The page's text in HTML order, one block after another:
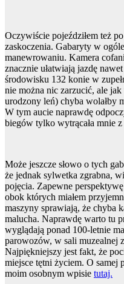
Oczywiście pojeździłem też
zaskoczenia. Gabaryty w
manewrowaniu. Kamera
znacznie ułatwiają jazdę
środowisku 132 konie w
nie można nic zarzucić, ale
urodzony leń) chyba wolałby
W tym aucie naprawdę
biegów tylko wytrącała mnie z
Może jeszcze słowo o tych
że jednak sylwetka zgrabna,
pojęcia. Zapewne
obok których miałem
maszyny sprawiają, że chyba
malucha. Naprawdę warto tu
wyglądają ponad 100-letnie
parowozów, w sali muzealnej
Najpiękniejszy jest fakt, że
miejsce tętni życiem. O
moim osobnym wpisie tutaj.